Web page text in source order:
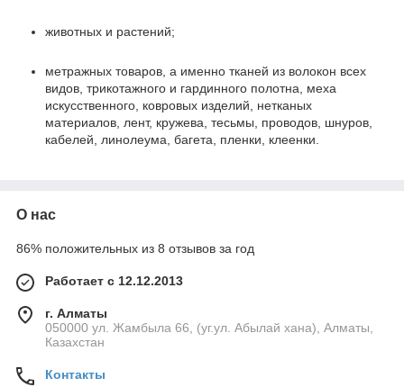
животных и растений;
метражных товаров, а именно тканей из волокон всех
видов, трикотажного и гардинного полотна, меха
искусственного, ковровых изделий, нетканых
материалов, лент, кружева, тесьмы, проводов, шнуров,
кабелей, линолеума, багета, пленки, клеенки.
О нас
86% положительных из 8 отзывов за год
Работает с 12.12.2013
г. Алматы
050000 ул. Жамбыла 66, (уг.ул. Абылай хана), Алматы,
Казахстан
Контакты